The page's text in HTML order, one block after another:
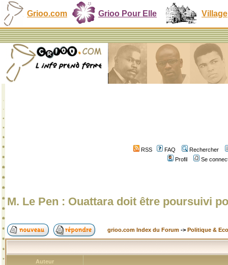
Grioo.com Grioo Pour Elle Village
RSS FAQ
Rechercher
Profil
Se
M. Le Pen : Ouattara doit être poursuivi
grioo.com Index du Forum -> Politique &
Auteur